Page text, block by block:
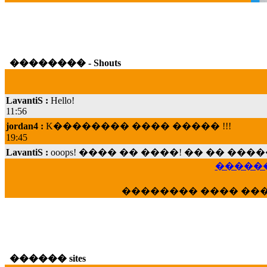
�������� - Shouts
11:56
jordan4 :K�������� ���� ����� !!!
19:45
LavantiS :ooops! ���� �� ����! �� ��
���; ���� ��� ��� �������� ����
veronica :E���� 2012 ��� ����� ���
�������� ����
������ sites